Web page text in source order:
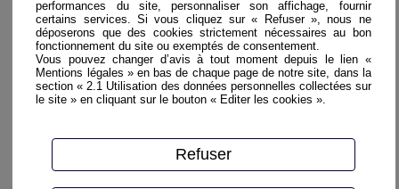
performances du site, personnaliser son affichage, fournir
certains services. Si vous cliquez sur « Refuser », nous ne
déposerons que des cookies strictement nécessaires au bon
fonctionnement du site ou exemptés de consentement.
Vous pouvez changer d’avis à tout moment depuis le lien «
Mentions légales » en bas de chaque page de notre site, dans la
section « 2.1 Utilisation des données personnelles collectées sur
le site » en cliquant sur le bouton « Editer les cookies ».
Refuser